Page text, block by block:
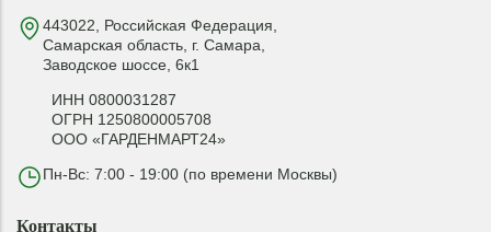
443022, Российская Федерация,
Самарская область, г. Самара,
Заводское шоссе, 6к1
ИНН 0800031287
ОГРН 1250800005708
ООО «ГАРДЕНМАРТ24»
Пн-Вс: 7:00 - 19:00 (по времени Москвы)
Контакты